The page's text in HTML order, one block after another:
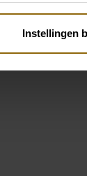
Instellingen